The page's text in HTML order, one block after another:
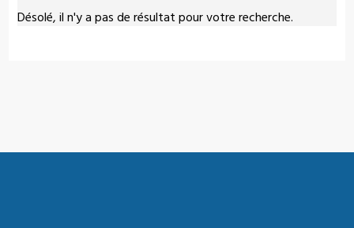
Désolé, il n'y a pas de résultat pour votre recherche.